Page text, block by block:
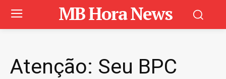
MB Hora News
Atenção: Seu BPC